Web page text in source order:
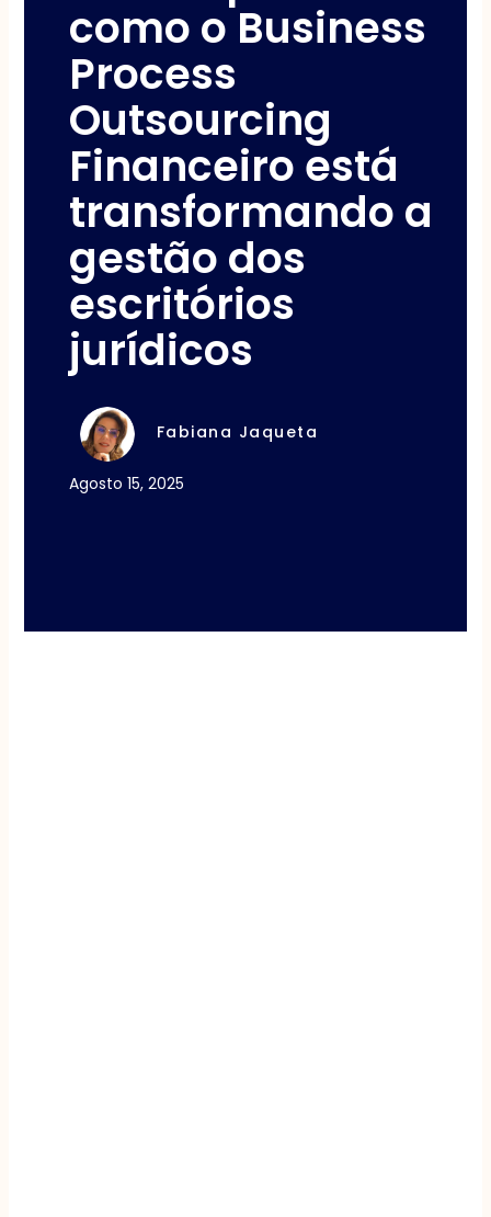
como o Business
Process
Outsourcing
Financeiro está
transformando a
gestão dos
escritórios
jurídicos
Fabiana Jaqueta
Agosto 15, 2025